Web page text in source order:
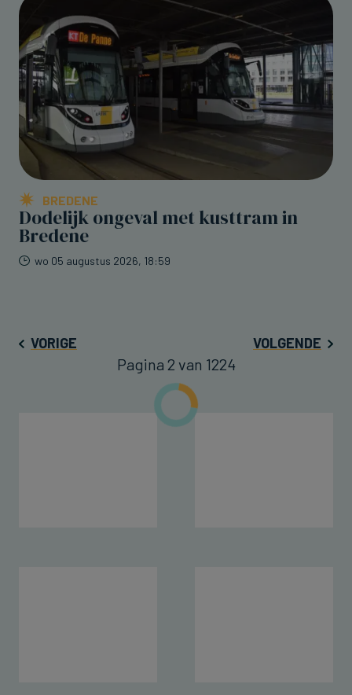
BREDENE
Dodelijk ongeval met kusttram in
Bredene
wo 05 augustus 2026, 18:59
VORIGE VOLGENDE
Pagina 2 van 1224